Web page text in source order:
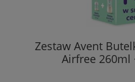
Zestaw Avent
Airfree 260ml